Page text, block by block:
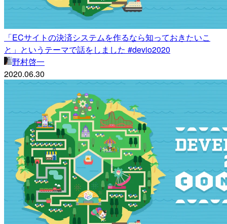
「ECサイトの決済システムを作るなら知っておきたいこ
と」というテーマで話をしました #devio2020
野村啓一
2020.06.30